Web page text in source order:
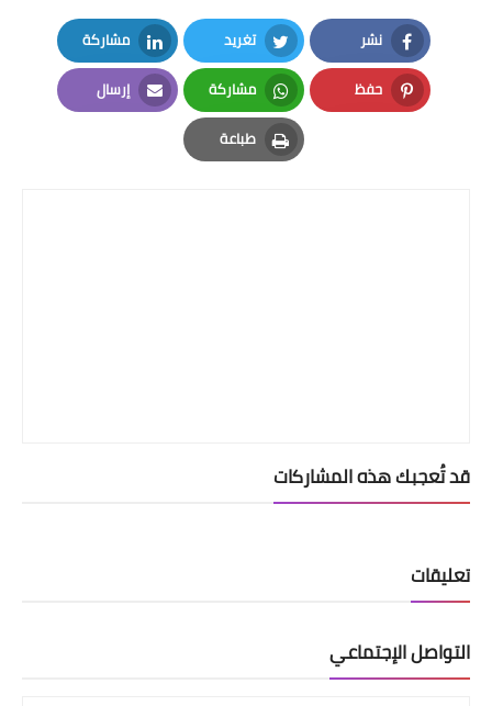
نشر
Facebook
تغريد
Twitter
مشاركة
LinkedIn
حفظ
Pinterest
مشاركة
Whatsapp
إرسال
Email
طباعة
Print
قد تُعجبك هذه المشاركات
تعليقات
التواصل الإجتماعي